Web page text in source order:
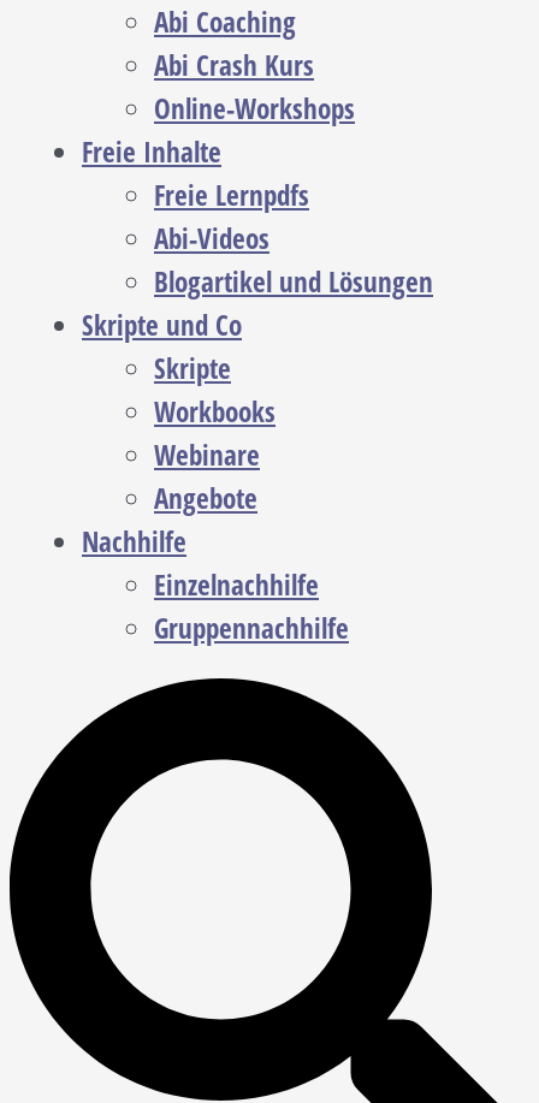
Abi Coaching
Abi Crash Kurs
Online-Workshops
Freie Inhalte
Freie Lernpdfs
Abi-Videos
Blogartikel und Lösungen
Skripte und Co
Skripte
Workbooks
Webinare
Angebote
Nachhilfe
Einzelnachhilfe
Gruppennachhilfe